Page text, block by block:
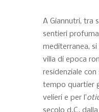
A Giannutri, tra
sentieri
mediterranea,
villa di epoca
residenziale
tempo quartier
velieri e per l’
secolo d.C.